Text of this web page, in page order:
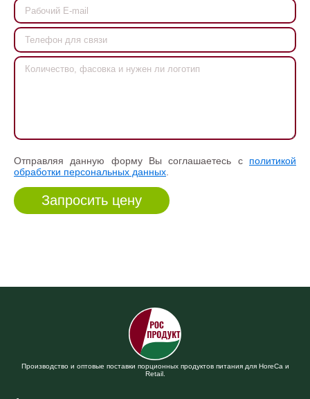
Отправляя данную форму Вы соглашаетесь с политикой
обработки персональных данных
Производство и оптовые поставки порционных продуктов питания для HoreCa и
Retail.